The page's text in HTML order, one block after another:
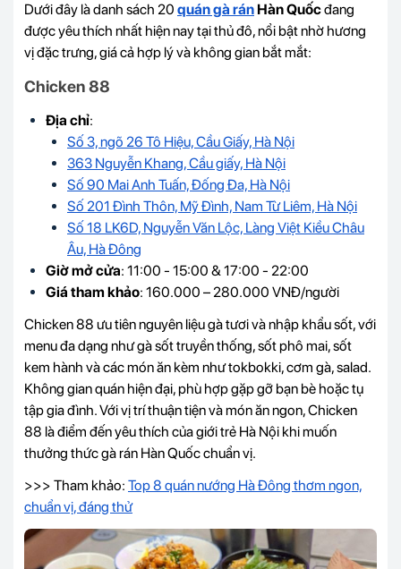
Dưới đây là danh sách 20 quán gà rán Hàn Quốcđang
được yêu thích nhất hiện nay tại thủ đô, nổi bật nhờ hương
vị đặc trưng, giá cả hợp lý và không gian bắt mắt:
Chicken 88
Địa chỉ:
Số 3, ngõ 26 Tô Hiệu, Cầu Giấy, Hà Nội
363 Nguyễn Khang, Cầu giấy, Hà Nội
Số 90 Mai Anh Tuấn, Đống Đa, Hà Nội
Số 201 Đình Thôn, Mỹ Đình, Nam Từ Liêm, Hà Nội
Số 18 LK6D, Nguyễn Văn Lộc, Làng Việt Kiều Châu
Âu, Hà Đông
Giờ mở cửa: 11:00 - 15:00 & 17:00 - 22:00
Giá tham khảo: 160.000 – 280.000 VNĐ/người
Chicken 88 ưu tiên nguyên liệu gà tươi và nhập khẩu sốt, với
menu đa dạng như gà sốt truyền thống, sốt phô mai, sốt
kem hành và các món ăn kèm như tokbokki, cơm gà, salad.
Không gian quán hiện đại, phù hợp gặp gỡ bạn bè hoặc tụ
tập gia đình. Với vị trí thuận tiện và món ăn ngon, Chicken
88 là điểm đến yêu thích của giới trẻ Hà Nội khi muốn
thưởng thức gà rán Hàn Quốc chuẩn vị.
>>> Tham khảo: Top 8 quán nướng Hà Đông thơm ngon,
chuẩn vị, đáng thử